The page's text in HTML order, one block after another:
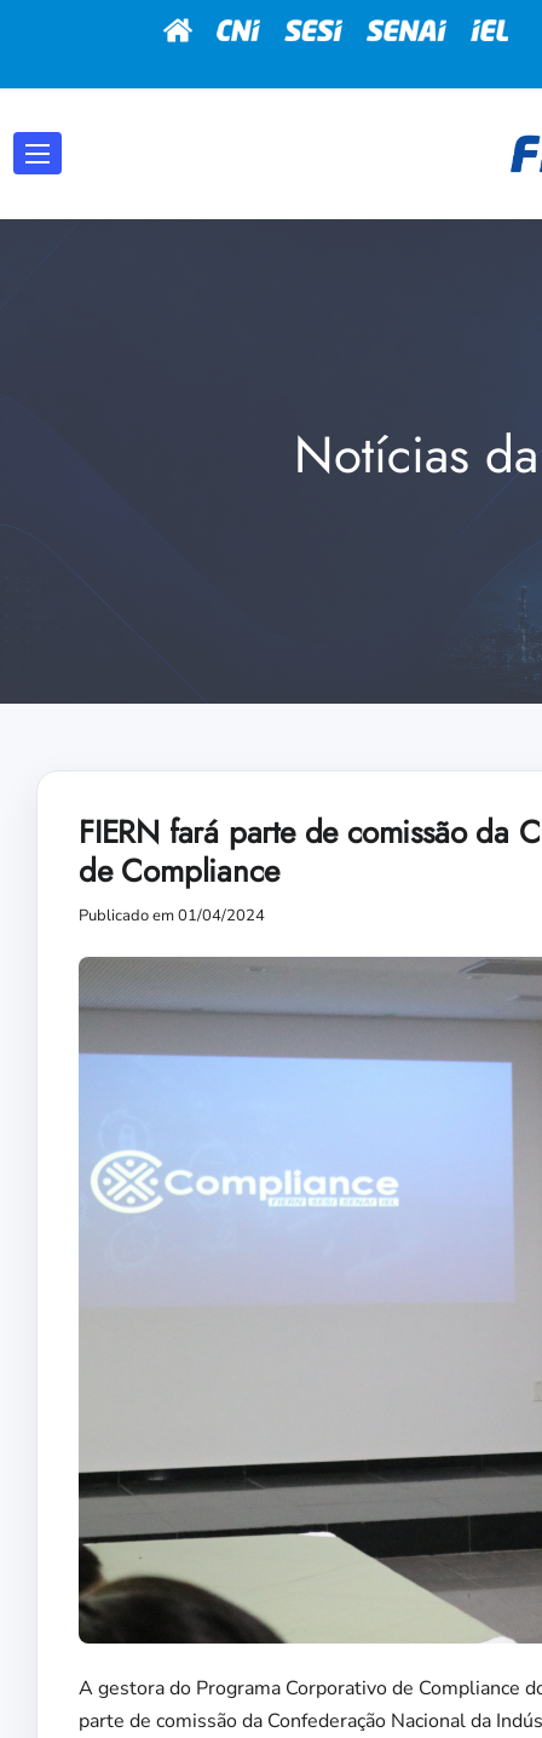
Notícias
FIERN fará parte de comissão da
de Compliance
Publicado em 01/04/2024
A gestora do Programa Corporativo de Compliance
parte de comissão da Confederação Nacional da